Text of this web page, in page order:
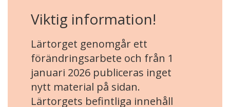
Viktig information!
Lärtorget genomgår ett
förändringsarbete och från 1
januari 2026 publiceras inget
nytt material på sidan.
Lärtorgets befintliga innehåll